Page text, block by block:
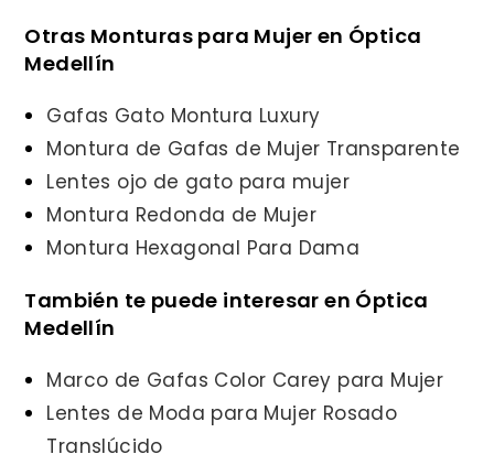
Otras Monturas para Mujer en Óptica
Medellín
Gafas Gato Montura Luxury
Montura de Gafas de Mujer Transparente
Lentes ojo de gato para mujer
Montura Redonda de Mujer
Montura Hexagonal Para Dama
También te puede interesar en Óptica
Medellín
Marco de Gafas Color Carey para Mujer
Lentes de Moda para Mujer Rosado
Translúcido